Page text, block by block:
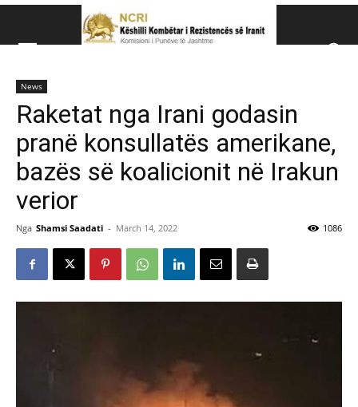
News
Raketat nga Irani godasin
pranë konsullatës amerikane,
bazës së koalicionit në Irakun
verior
Nga Shamsi Saadati - March 14, 2022 1086